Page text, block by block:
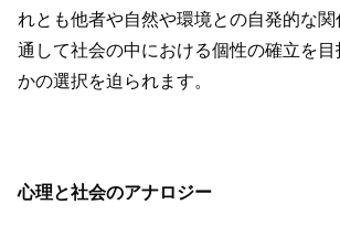
れとも他者や自然や環境との自発的な
通して社会の中における個性の確立を
かの選択を迫られます。
心理と社会のアナロジー